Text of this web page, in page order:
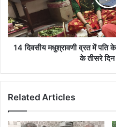
पति
के
दीर्घायु
के
लिए
दिन
14 दिवसीय मधुश्रावणी व्रत में पति के
के तीसरे
Related Articles